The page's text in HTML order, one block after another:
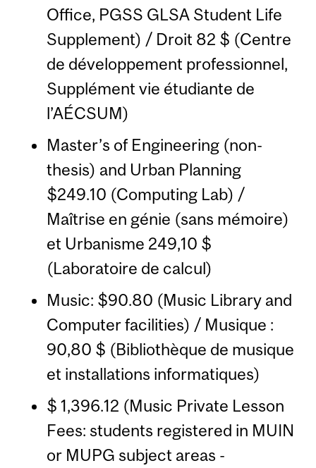
Office, PGSS GLSA Student Life
Supplement) / Droit 82 $ (Centre
de développement professionnel,
Supplément vie étudiante de
l’AÉCSUM)
Master’s of Engineering (non-
thesis) and Urban Planning
$249.10 (Computing Lab) /
Maîtrise en génie (sans mémoire)
et Urbanisme 249,10 $
(Laboratoire de calcul)
Music: $90.80 (Music Library and
Computer facilities) / Musique :
90,80 $ (Bibliothèque de musique
et installations informatiques)
$ 1,396.12 (Music Private Lesson
Fees: students registered in MUIN
or MUPG subject areas -